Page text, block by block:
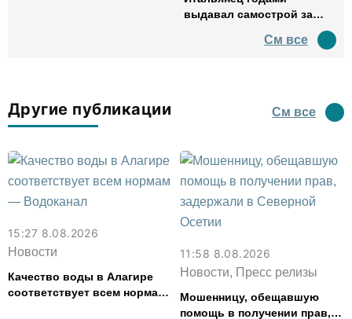
выдавал самострой за
водил туда туристов
См все
Другие публикации См все
15:27 8.08.2026
Новости
Качество воды в Алагире
соответствует всем нормам
11:58 8.08.2026
Новости, Пресс релизы
Мошенницу, обещавшую
помощь в получении прав,